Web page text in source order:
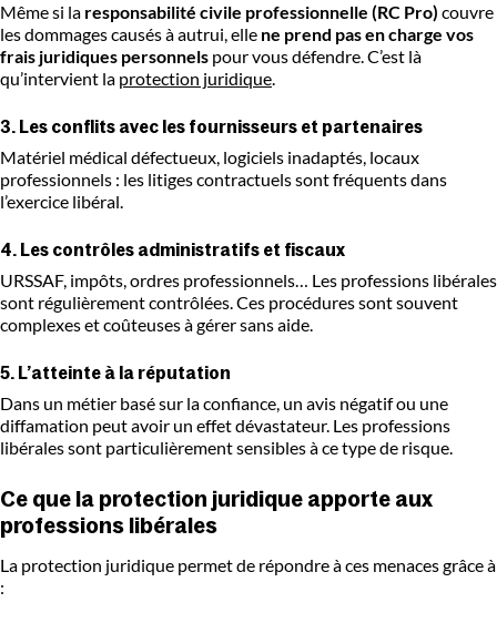
Même si la responsabilité civile professionnelle (RC Pro) couvre
les dommages causés à autrui, elle ne prend pas en charge vos
frais juridiques personnels pour vous défendre. C’est là
qu’intervient la protection juridique.
3. Les conflits avec les fournisseurs et partenaires
Matériel médical défectueux, logiciels inadaptés, locaux
professionnels : les litiges contractuels sont fréquents dans
l’exercice libéral.
4. Les contrôles administratifs et fiscaux
URSSAF, impôts, ordres professionnels… Les professions libérales
sont régulièrement contrôlées. Ces procédures sont souvent
complexes et coûteuses à gérer sans aide.
5. L’atteinte à la réputation
Dans un métier basé sur la confiance, un avis négatif ou une
diffamation peut avoir un effet dévastateur. Les professions
libérales sont particulièrement sensibles à ce type de risque.
Ce que la protection juridique apporte aux
professions libérales
La protection juridique permet de répondre à ces menaces grâce à
: